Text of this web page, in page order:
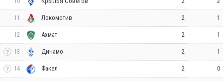
11 Локомотив 2 1
12 Ахмат 2 1
13 Динамо 2 1
14 Факел 2 0